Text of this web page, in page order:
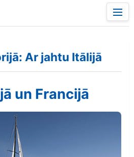
Menu
Ar jahtu Itālijā
un Francijā